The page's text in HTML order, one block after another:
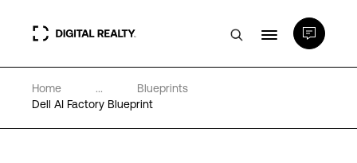
Rechenzentren
Home ...
Blueprints
Dell AI Factory Blueprint